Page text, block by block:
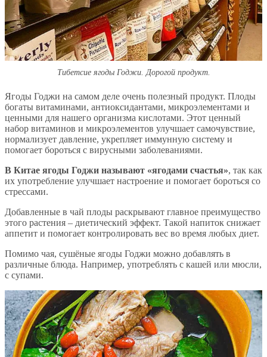
Тибетсие ягоды Годжи. Дорогой продукт.
Ягоды Годжи на самом деле очень полезный продукт. Плоды
богаты витаминами, антиоксидантами, микроэлементами и
ценными для нашего организма кислотами. Этот ценный
набор витаминов и микроэлементов улучшает самочувствие,
нормализует давление, укрепляет иммунную систему и
помогает бороться с вирусными заболеваниями.
В Китае ягоды Годжи называют «ягодами счастья», так как
их употребление улучшает настроение и помогает бороться со
стрессами.
Добавленные в чай плоды раскрывают главное преимущество
этого растения – диетический эффект. Такой напиток снижает
аппетит и помогает контролировать вес во время любых диет.
Помимо чая, сушёные ягоды Годжи можно добавлять в
различные блюда. Например, употреблять с кашей или мюсли,
с супами.